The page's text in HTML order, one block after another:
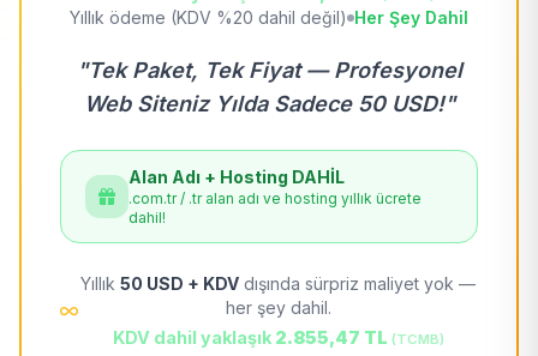
Yıllık ödeme (KDV %20 dahil değil) Her Şey Dahil
"Tek Paket, Tek Fiyat — Profesyonel
Web Siteniz Yılda Sadece 50 USD!"
Alan Adı + Hosting DAHİL
.com.tr / .tr alan adı ve hosting yıllık ücrete
dahil!
Yıllık 50 USD + KDV dışında sürpriz maliyet yok —
her şey dahil.
KDV dahil yaklaşık 2.855,47 TL (TCMB)